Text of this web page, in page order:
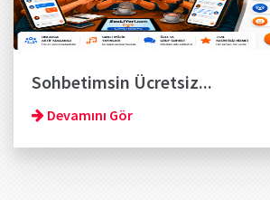
Sohbetimsin Ücretsiz...
Devamını Gör